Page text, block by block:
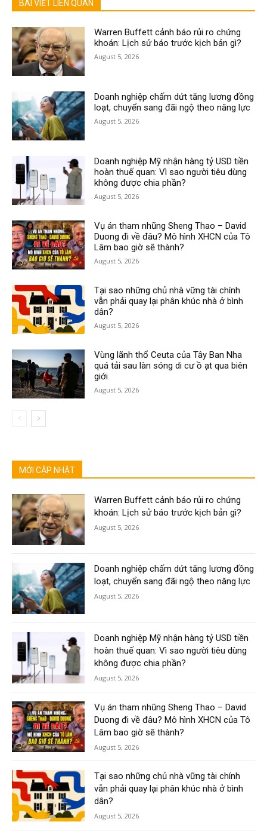
BÀI VIẾT LIÊN QUAN
Warren Buffett cảnh báo rủi ro chứng
khoán: Lịch sử báo trước kịch bản gì?
August 5, 2026
Doanh nghiệp chấm dứt tăng lương đồng
loạt, chuyển sang đãi ngộ theo năng lực
August 5, 2026
Doanh nghiệp Mỹ nhận hàng tỷ USD tiền
hoàn thuế quan: Vì sao người tiêu dùng
không được chia phần?
August 5, 2026
Vụ án tham nhũng Sheng Thao – David
Duong đi về đâu? Mô hình XHCN của Tô
Lâm bao giờ sẽ thành?
August 5, 2026
Tại sao những chủ nhà vững tài chính
vẫn phải quay lại phân khúc nhà ở bình
dân?
August 5, 2026
Vùng lãnh thổ Ceuta của Tây Ban Nha
quá tải sau làn sóng di cư ồ ạt qua biên
giới
August 5, 2026
MỚI CẬP NHẬT
Warren Buffett cảnh báo rủi ro chứng
khoán: Lịch sử báo trước kịch bản gì?
August 5, 2026
Doanh nghiệp chấm dứt tăng lương đồng
loạt, chuyển sang đãi ngộ theo năng lực
August 5, 2026
Doanh nghiệp Mỹ nhận hàng tỷ USD tiền
hoàn thuế quan: Vì sao người tiêu dùng
không được chia phần?
August 5, 2026
Vụ án tham nhũng Sheng Thao – David
Duong đi về đâu? Mô hình XHCN của Tô
Lâm bao giờ sẽ thành?
August 5, 2026
Tại sao những chủ nhà vững tài chính
vẫn phải quay lại phân khúc nhà ở bình
dân?
August 5, 2026